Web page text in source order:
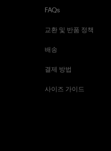
FAQs
교환 및 반품 정책
배송
결제 방법
사이즈 가이드